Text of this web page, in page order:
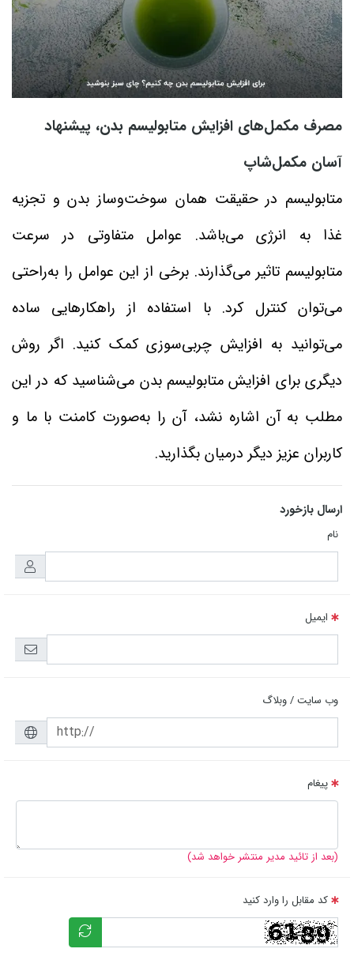
مصرف مکمل‌های افزایش متابولیسم بدن، پیشنهاد
آسان مکمل‌شاپ
متابولیسم در حقیقت همان سوخت‌وساز بدن و تجزیه
غذا به انرژی می‌باشد. عوامل متفاوتی در سرعت
متابولیسم تاثیر می‌گذارند. برخی از این عوامل را به‌راحتی
می‌توان کنترل کرد. با استفاده از راهکارهایی ساده
می‌توانید به افزایش چربی‌سوزی کمک کنید. اگر روش
دیگری برای افزایش متابولیسم بدن می‌شناسید که در این
مطلب به آن اشاره نشد، آن را به‌صورت کامنت با ما و
کاربران عزیز دیگر درمیان بگذارید.
ارسال بازخورد
نام
ایمیل
وب سایت / وبلاگ
پیغام
(بعد از تائید مدیر منتشر خواهد شد)
کد مقابل را وارد کنید